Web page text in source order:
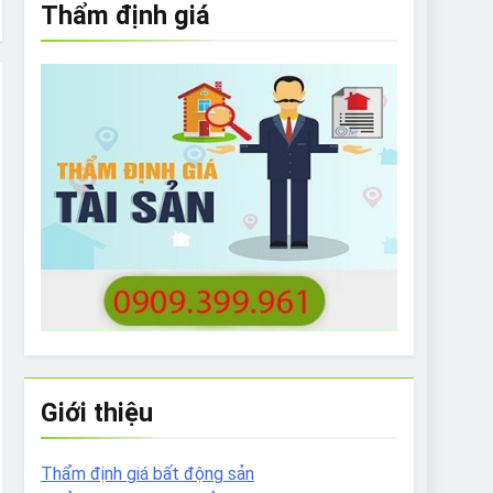
to What Bulldogs Can (and can’t) Eat
Do I Need to Groom My Bulldog
Thẩm định giá
Giới thiệu
Thẩm định giá bất động sản